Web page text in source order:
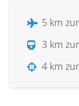
5 km
3 km
4 km